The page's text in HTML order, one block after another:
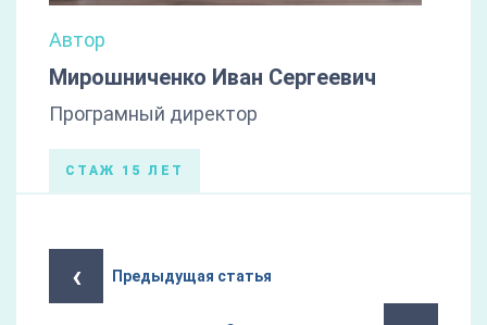
Автор
Мирошниченко Иван Сергеевич
Програмный директор
СТАЖ 15 ЛЕТ
‹ Предыдущая статья